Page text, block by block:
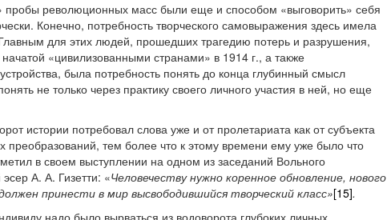
пробы революционных масс были еще и способом «выговорить» себя
Конечно, потребность творческого самовыражения здесь имела
для этих людей, прошедших трагедию потерь и разрушения,
«цивилизованными странами» в 1914 г., а также
была потребность понять до конца глубинный смысл
не только через практику своего личного участия в ней, но еще
истории потребовал слова уже и от пролетариата как от субъекта
тем более что к этому времени ему уже было что
в своем выступлении на одном из заседаний Вольного
А. А. Гизетти: «Человечеству нужно коренное обновление, нового
принести в мир высвободившийся творческий класс»[15].
надо было вырваться из водоворота глубоких личных